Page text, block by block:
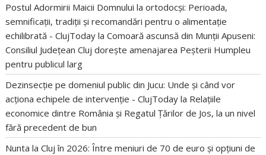
Postul Adormirii Maicii Domnului la ortodocși: Perioada,
semnificații, tradiții și recomandări pentru o alimentație
echilibrată - ClujToday laComoară ascunsă din Munții Apuseni:
Consiliul Județean Cluj dorește amenajarea Peșterii Humpleu
pentru publicul larg
Dezinsecție pe domeniul public din Jucu: Unde și când vor
acționa echipele de intervenție - ClujToday la Relațiile
economice dintre România și Regatul Țărilor de Jos, la un nivel
fără precedent de bun
Nunta la Cluj în 2026: Între meniuri de 70 de euro și opțiuni de